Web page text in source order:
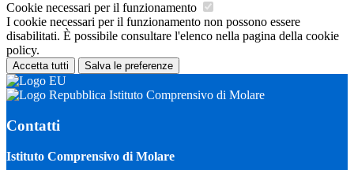
Cookie necessari per il funzionamento
I cookie necessari per il funzionamento non possono essere
disabilitati. È possibile consultare l'elenco nella pagina della cookie
policy.
Accetta tutti Salva le preferenze
Istituto Comprensivo di Molare
Contatti
Istituto Comprensivo di Molare